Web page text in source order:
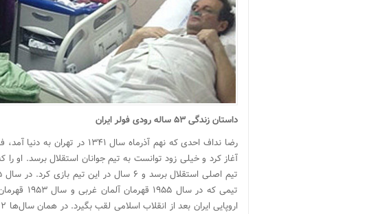
داستان زندگی ۵۳ ساله رودی فولر ایران
رضا نداف احدی که نهم آذرماه
تیمی که